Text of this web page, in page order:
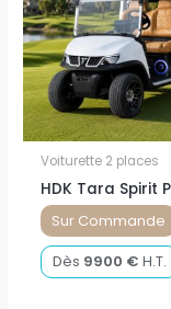
Voiturette 2 places
HDK Tara Spirit
Sur Commande
Dès 9900 € H.T.